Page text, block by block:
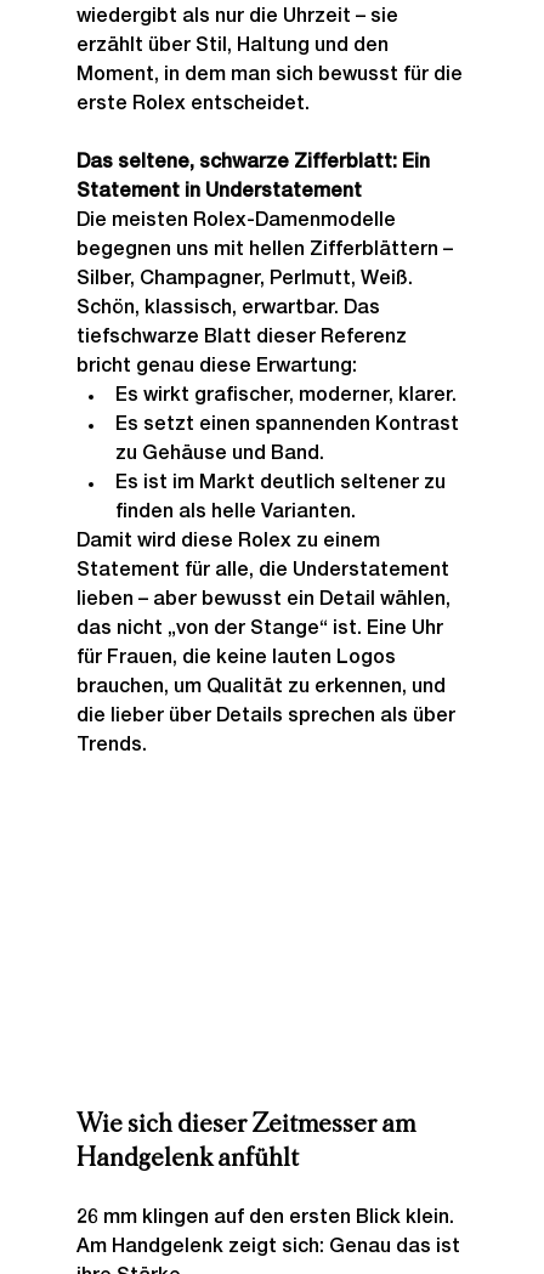
wiedergibt als nur die Uhrzeit – sie
erzählt über Stil, Haltung und den
Moment, in dem man sich bewusst für die
erste Rolex entscheidet.
Das seltene, schwarze Zifferblatt: Ein
Statement in Understatement
Die meisten Rolex-Damenmodelle
begegnen uns mit hellen Zifferblättern –
Silber, Champagner, Perlmutt, Weiß.
Schön, klassisch, erwartbar. Das
tiefschwarze Blatt dieser Referenz
bricht genau diese Erwartung:
Es wirkt grafischer, moderner, klarer.
Es setzt einen spannenden Kontrast
zu Gehäuse und Band.
Es ist im Markt deutlich seltener zu
finden als helle Varianten.
Damit wird diese Rolex zu einem
Statement für alle, die Understatement
lieben – aber bewusst ein Detail wählen,
das nicht „von der Stange“ ist. Eine Uhr
für Frauen, die keine lauten Logos
brauchen, um Qualität zu erkennen, und
die lieber über Details sprechen als über
Trends.
Wie sich dieser Zeitmesser am
Handgelenk anfühlt
26 mm klingen auf den ersten Blick klein.
Am Handgelenk zeigt sich: Genau das ist